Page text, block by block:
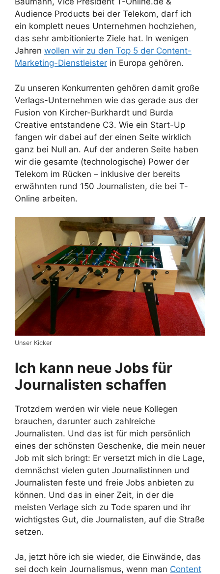
Audience Products bei der Telekom, darf ich
ein komplett neues Unternehmen hochziehen,
das sehr ambitionierte Ziele hat. In wenigen
Jahren wollen wir zu den Top 5 der Content-
Marketing-Dienstleister in Europa gehören.
Zu unseren Konkurrenten gehören damit große
Verlags-Unternehmen wie das gerade aus der
Fusion von Kircher-Burkhardt und Burda
Creative entstandene C3. Wie ein Start-Up
fangen wir dabei auf der einen Seite wirklich
ganz bei Null an. Auf der anderen Seite haben
wir die gesamte (technologische) Power der
Telekom im Rücken – inklusive der bereits
erwähnten rund 150 Journalisten, die bei T-
Online arbeiten.
Unser Kicker
Ich kann neue Jobs für
Journalisten schaffen
Trotzdem werden wir viele neue Kollegen
brauchen, darunter auch zahlreiche
Journalisten. Und das ist für mich persönlich
eines der schönsten Geschenke, die mein neuer
Job mit sich bringt: Er versetzt mich in die Lage,
demnächst vielen guten Journalistinnen und
Journalisten feste und freie Jobs anbieten zu
können. Und das in einer Zeit, in der die
meisten Verlage sich zu Tode sparen und ihr
wichtigstes Gut, die Journalisten, auf die Straße
setzen.
Ja, jetzt höre ich sie wieder, die Einwände, das
sei doch kein Journalismus, wenn man Content